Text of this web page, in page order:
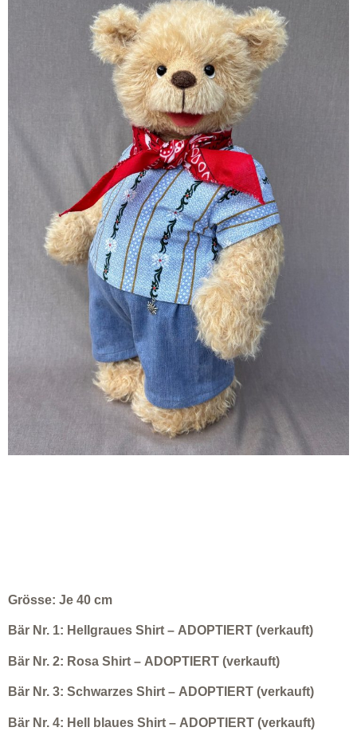
Grösse: Je 40 cm
Bär Nr. 1: Hellgraues Shirt – ADOPTIERT (verkauft)
Bär Nr. 2: Rosa Shirt – ADOPTIERT (verkauft)
Bär Nr. 3: Schwarzes Shirt – ADOPTIERT (verkauft)
Bär Nr. 4: Hell blaues Shirt – ADOPTIERT (verkauft)